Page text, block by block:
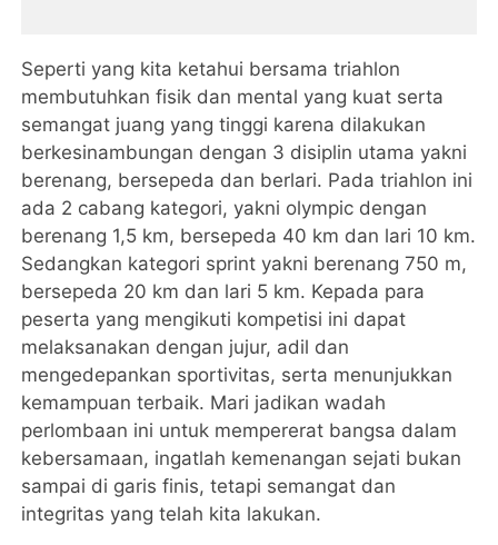
Seperti yang kita ketahui bersama triahlon
membutuhkan fisik dan mental yang kuat serta
semangat juang yang tinggi karena dilakukan
berkesinambungan dengan 3 disiplin utama yakni
berenang, bersepeda dan berlari. Pada triahlon ini
ada 2 cabang kategori, yakni olympic dengan
berenang 1,5 km, bersepeda 40 km dan lari 10 km.
Sedangkan kategori sprint yakni berenang 750 m,
bersepeda 20 km dan lari 5 km. Kepada para
peserta yang mengikuti kompetisi ini dapat
melaksanakan dengan jujur, adil dan
mengedepankan sportivitas, serta menunjukkan
kemampuan terbaik. Mari jadikan wadah
perlombaan ini untuk mempererat bangsa dalam
kebersamaan, ingatlah kemenangan sejati bukan
sampai di garis finis, tetapi semangat dan
integritas yang telah kita lakukan.